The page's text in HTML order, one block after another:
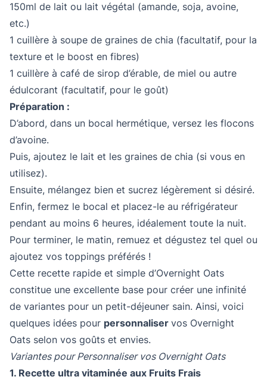
150ml de lait ou lait végétal (amande, soja, avoine,
etc.)
1 cuillère à soupe de graines de chia (facultatif, pour la
texture et le boost en fibres)
1 cuillère à café de sirop d’érable, de miel ou autre
édulcorant (facultatif, pour le goût)
Préparation :
D’abord, dans un bocal hermétique, versez les flocons
d’avoine.
Puis, ajoutez le lait et les graines de chia (si vous en
utilisez).
Ensuite, mélangez bien et sucrez légèrement si désiré.
Enfin, fermez le bocal et placez-le au réfrigérateur
pendant au moins 6 heures, idéalement toute la nuit.
Pour terminer, le matin, remuez et dégustez tel quel ou
ajoutez vos toppings préférés !
Cette recette rapide et simple d’Overnight Oats
constitue une excellente base pour créer une infinité
de variantes pour un petit-déjeuner sain. Ainsi, voici
quelques idées pour personnaliser vos Overnight
Oats selon vos goûts et envies.
Variantes pour Personnaliser vos Overnight Oats
1. Recette ultra vitaminée aux Fruits Frais